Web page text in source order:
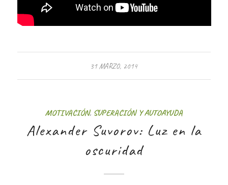
31 MARZO, 2014
MOTIVACIÓN, SUPERACIÓN Y AUTOAYUDA
Alexander Suvorov: Luz en la
oscuridad